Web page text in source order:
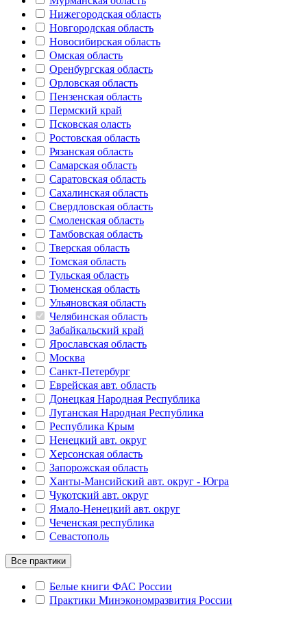
Нижегородская область
Новгородская область
Новосибирская область
Омская область
Оренбургская область
Орловская область
Пензенская область
Пермский край
Псковская оласть
Ростовская область
Рязанская область
Самарская область
Саратовская область
Сахалинская область
Свердловская область
Смоленская область
Тамбовская область
Тверская область
Томская область
Тульская область
Тюменская область
Ульяновская область
Челябинская область
Забайкальский край
Ярославская область
Москва
Санкт-Петербург
Еврейская авт. область
Донецкая Народная Республика
Луганская Народная Республика
Республика Крым
Ненецкий авт. округ
Херсонская область
Запорожская область
Ханты-Мансийский авт. округ - Югра
Чукотский авт. округ
Ямало-Ненецкий авт. округ
Чеченская республика
Севастополь
Все практики
Белые книги ФАС России
Практики Минэкономразвития России